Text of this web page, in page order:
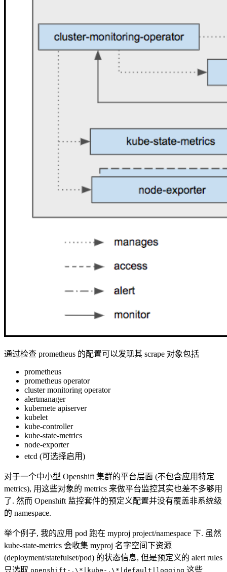
通过检查 prometheus 的配置可以发现其 scrape 对象包括
prometheus
prometheus operator
cluster monitoring operator
alertmanager
kubernete apiserver
kubelet
kube-controller
kube-state-metrics
node-exporter
etcd (可选择启用)
对于一个中小型 Openshift 集群的平台层面 (不包含应用特定
metrics), 用这些对象的 metrics 来做平台监控其实也差不多够用
了. 然而 Openshift 监控套件的预定义配置并没有覆盖非系统级
的 namespace.
举个例子, 我的应用 pod 跑在 myproj project/namespace 下. 虽然
kube-state-metrics 会收集 myproj 名字空间下资源
(deployment/statefulset/pod) 的状态信息, 但是预定义的 alert rules
只选取 openshift-.\*|kube-.\*|default|logging 这些